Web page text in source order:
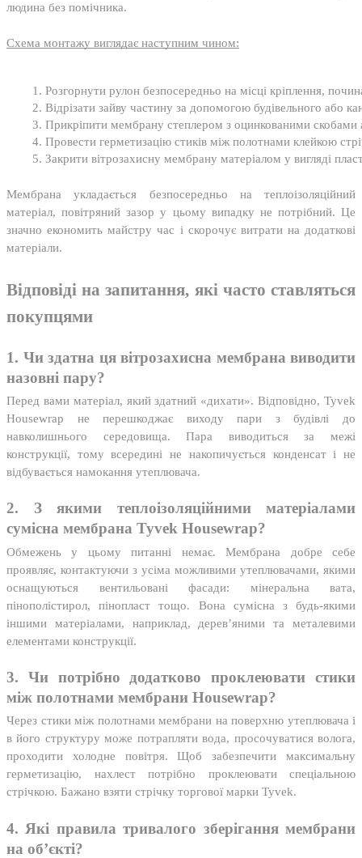
людина без помічника.
Схема монтажу виглядає наступним чином:
Розгорнути рулон безпосередньо на місці кріплення,
Відрізати зайву частину за допомогою будівельного або
Прикріпити мембрану степлером з оцинкованими скобами
Провести герметизацію стиків між полотнами клейкою
Закрити вітрозахисну мембрану матеріалом у вигляді
Мембрана укладається безпосередньо на теплоізоляційний
матеріал, повітряний зазор у цьому випадку не потрібний. Це
значно економить майстру час і скорочує витрати на додаткові
матеріали.
Відповіді на запитання, які часто ставляться
покупцями
1. Чи здатна ця вітрозахисна мембрана виводити
назовні пару?
Перед вами матеріал, який здатний «дихати». Відповідно, Tyvek
Housewrap не перешкоджає виходу пари з будівлі до
навколишнього середовища. Пара виводиться за межі
конструкції, тому всередині не накопичується конденсат і не
відбувається намокання утеплювача.
2. З якими теплоізоляційними матеріалами
сумісна мембрана Tyvek Housewrap?
Обмежень у цьому питанні немає. Мембрана добре себе
проявляє, контактуючи з усіма можливими утеплювачами, якими
оснащуються вентильовані фасади: мінеральна вата,
пінополістирол, пінопласт тощо. Вона сумісна з будь-якими
іншими матеріалами, наприклад, дерев’яними та металевими
елементами конструкції.
3. Чи потрібно додатково проклеювати стики
між полотнами мембрани Housewrap?
Через стики між полотнами мембрани на поверхню утеплювача і
в його структуру може потрапляти вода, просочуватися волога,
проходити холодне повітря. Щоб забезпечити максимальну
герметизацію, нахлест потрібно проклеювати спеціальною
стрічкою. Бажано взяти стрічку торгової марки Tyvek.
4. Які правила тривалого зберігання мембрани
на об’єкті?